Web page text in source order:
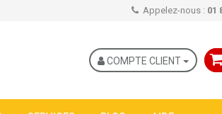
Appelez-nous : 01
COMPTE CLIENT